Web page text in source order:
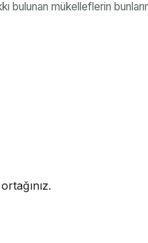
mükelleflerin bunların